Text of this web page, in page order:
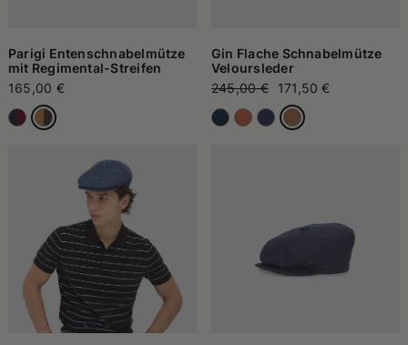
große Modellvielfalt ermöglicht es jedem, die Version zu finden,
die am besten zur eigenen Vorstellung von Komfort und Stil passt,
ohne Kompromisse eingehen zu müssen.
Parigi Entenschnabelmütze
mit Regimental-Streifen
165,00 €
Gin Flache Schnabelmütze
Veloursleder
245,00 €
171,50 €